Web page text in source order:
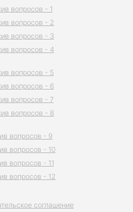
соглашение
вопросов - 1
вопросов - 2
вопросов - 3
вопросов - 4
вопросов - 5
вопросов - 6
вопросов - 7
вопросов - 8
вопросов - 9
вопросов - 10
вопросов - 11
вопросов - 12